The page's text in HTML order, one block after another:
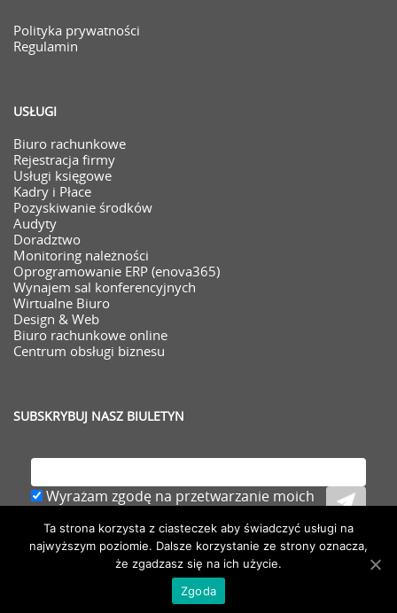
Polityka prywatności
Regulamin
USŁUGI
Biuro rachunkowe
Rejestracja firmy
Usługi księgowe
Kadry i Płace
Pozyskiwanie środków
Audyty
Doradztwo
Monitoring należności
Oprogramowanie ERP (enova365)
Wynajem sal konferencyjnych
Wirtualne Biuro
Design & Web
Biuro rachunkowe online
Centrum obsługi biznesu
SUBSKRYBUJ NASZ BIULETYN
Wyrażam zgodę na przetwarzanie moich
w zgłoszeniu,rozwiń
Copyright AFK Centrum Obsługi Biznesu Sp. z o.o.
Ta strona korzysta z ciasteczek aby świadczyć usługi na
najwyższym poziomie. Dalsze korzystanie ze strony oznacza,
że zgadzasz się na ich użycie.
Zgoda